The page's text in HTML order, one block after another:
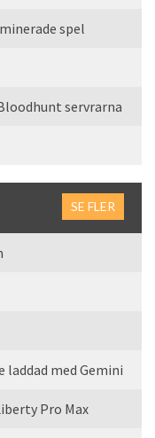
spel
servrarna
SE FLER
med Gemini
Pro Max